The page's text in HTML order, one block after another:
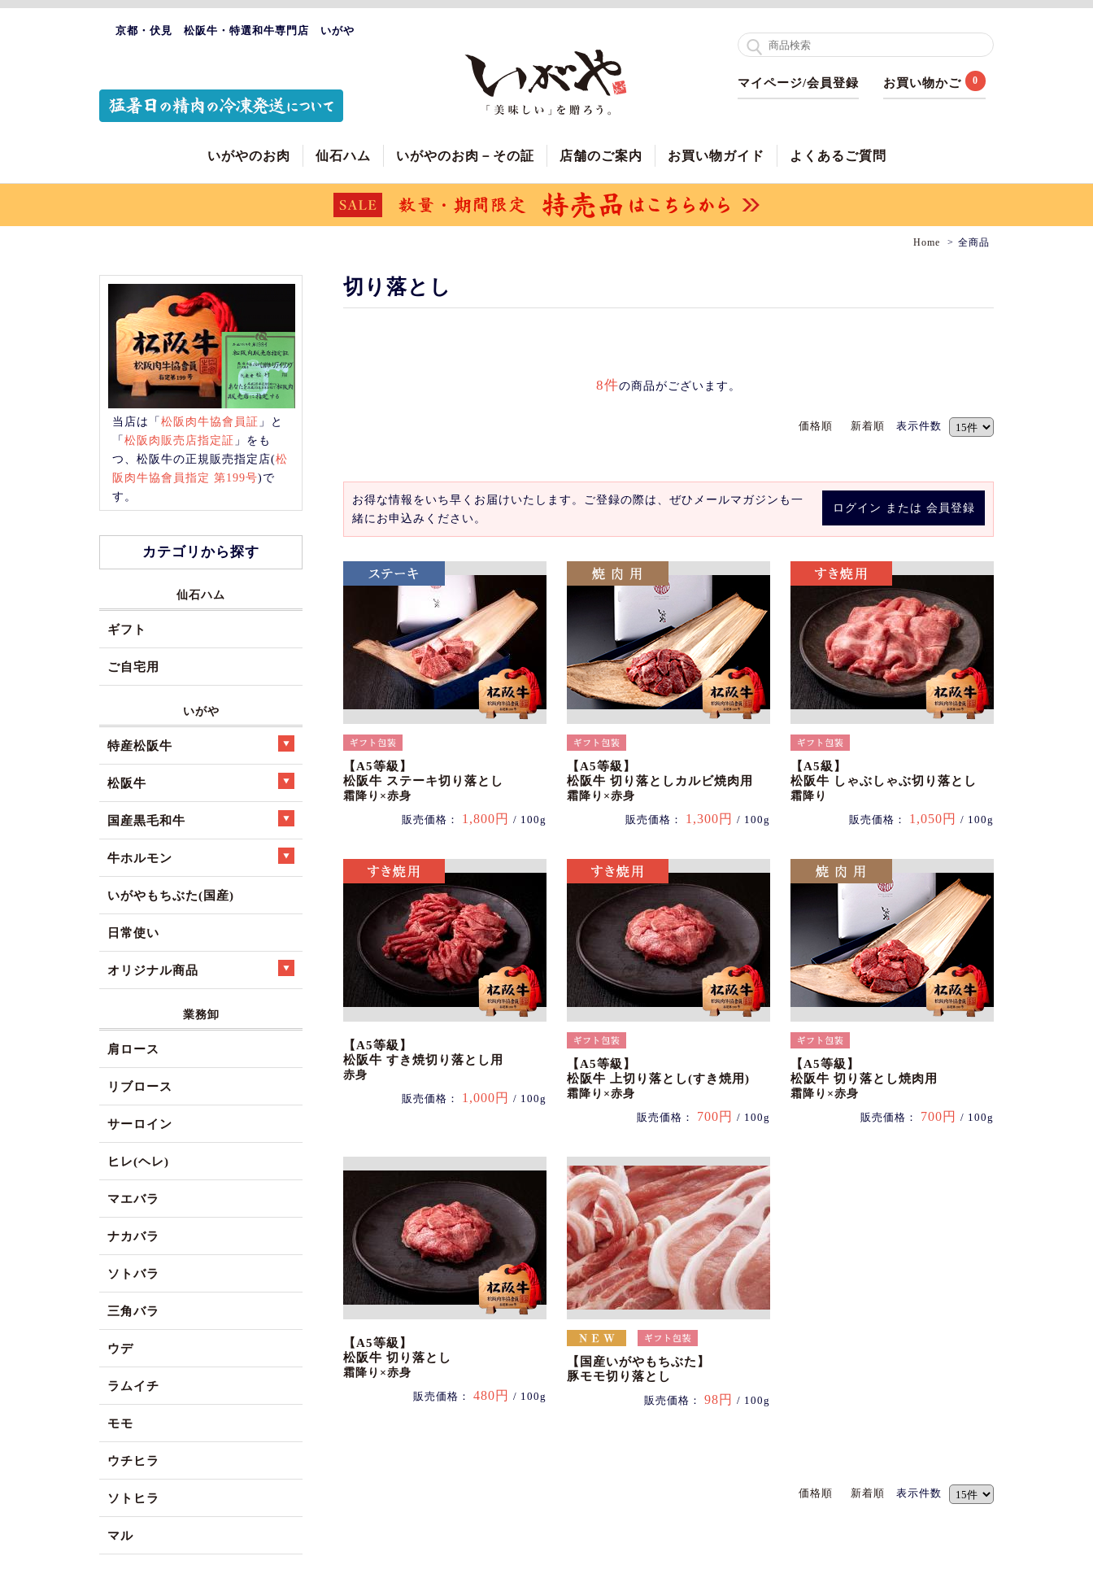
京都・伏見 松阪牛・特選和牛専門店 いがや
マイページ/会員登録 お買い物かご 0
いがやのお肉 仙石ハム いがやのお肉－その証 店舗のご案内 お買い物ガイド よくあるご質問
Home 全商品
切り落とし
8件の商品がございます。
価格順 新着順 表示件数
ログイン または 会員登録
お得な情報をいち早くお届けいたします。ご登録の際は、ぜひメールマガジンも一
緒にお申込みください。
【A5等級】
松阪牛 ステーキ切り落とし
霜降り×赤身
販売価格： 1,800円 / 100g
【A5等級】
松阪牛 切り落としカルビ焼肉用
霜降り×赤身
販売価格： 1,300円 / 100g
【A5級】
松阪牛 しゃぶしゃぶ切り落とし
霜降り
販売価格： 1,050円 / 100g
【A5等級】
松阪牛 すき焼切り落とし用
赤身
販売価格： 1,000円 / 100g
【A5等級】
松阪牛 上切り落とし(すき焼用)
霜降り×赤身
販売価格： 700円 / 100g
【A5等級】
松阪牛 切り落とし焼肉用
霜降り×赤身
販売価格： 700円 / 100g
【A5等級】
松阪牛 切り落とし
霜降り×赤身
販売価格： 480円 / 100g
【国産いがやもちぶた】
豚モモ切り落とし
販売価格： 98円 / 100g
価格順 新着順 表示件数
当店は「松阪肉牛協會員証 」と
「松阪肉販売店指定証 」をも
つ、松阪牛の正規販売指定店(松
阪肉牛協會員指定 第199号)で
す。
カテゴリから探す
仙石ハム
ギフト
ご自宅用
いがや
特産松阪牛
松阪牛
国産黒毛和牛
牛ホルモン
いがやもちぶた(国産)
日常使い
オリジナル商品
業務卸
肩ロース
リブロース
サーロイン
ヒレ(ヘレ)
マエバラ
ナカバラ
ソトバラ
三角バラ
ウデ
ラムイチ
モモ
ウチヒラ
ソトヒラ
マル